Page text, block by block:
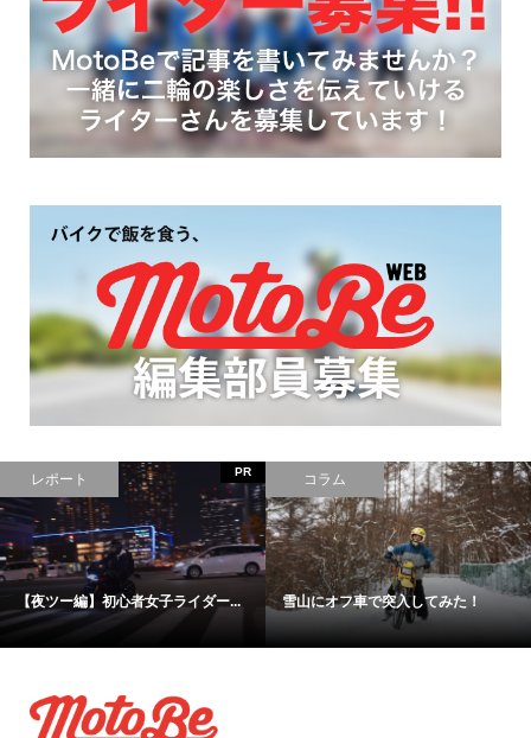
コラム
【予算５０００円以下】iPhone6
対...
コラム
【連載】フリーカメラマン、イッ...